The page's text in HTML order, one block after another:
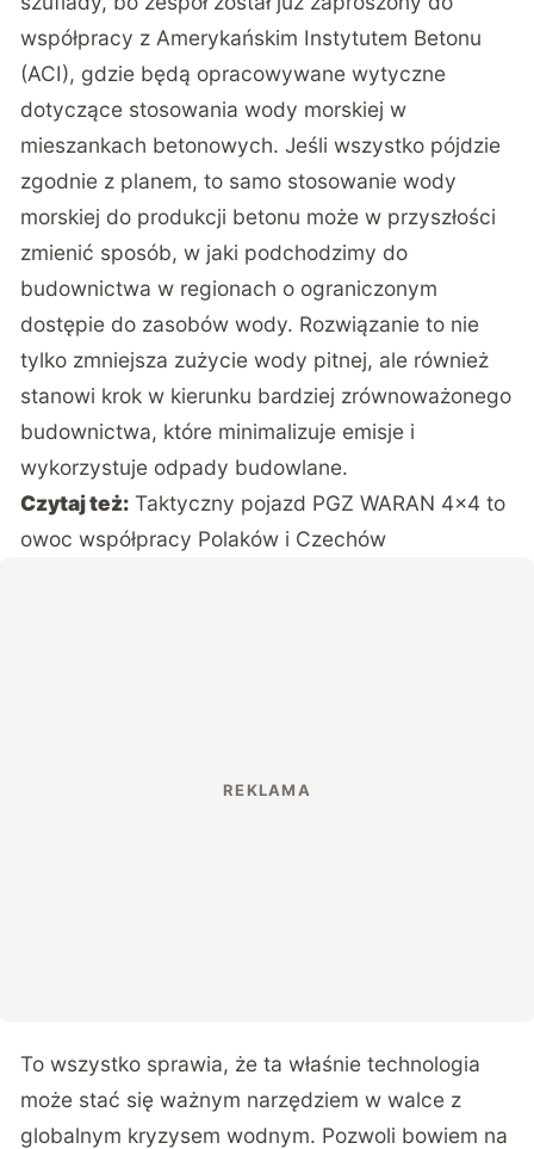
współpracy z Amerykańskim Instytutem Betonu
(ACI), gdzie będą opracowywane wytyczne
dotyczące stosowania wody morskiej w
mieszankach betonowych. Jeśli wszystko pójdzie
zgodnie z planem, to samo stosowanie wody
morskiej do produkcji betonu może w przyszłości
zmienić sposób, w jaki podchodzimy do
budownictwa w regionach o ograniczonym
dostępie do zasobów wody. Rozwiązanie to nie
tylko zmniejsza zużycie wody pitnej, ale również
stanowi krok w kierunku bardziej zrównoważonego
budownictwa, które minimalizuje emisje i
wykorzystuje odpady budowlane.
Czytaj też: Taktyczny pojazd PGZ WARAN 4×4 to
owoc współpracy Polaków i Czechów
To wszystko sprawia, żeta właśnie technologia
może stać się ważnym narzędziem w walce z
globalnym kryzysem wodnym. Pozwoli bowiem na